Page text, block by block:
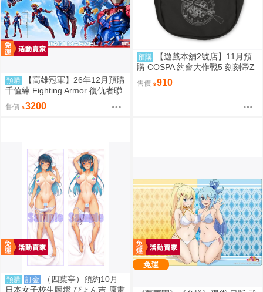
預購
【高雄冠軍】26年12月預購
千值練 Fighting Armor 復仇者聯
盟終局之戰 鋼鐵人 驚奇隊長 免
訂金0910
售價 3200
預購
【遊戲本舖2號店】11月預
購 COSPA 約會大作戰5 刻刻帝Z
aphkiel 報童包 0822
售價 910
預購 訂金
（四葉亭）預約10月
日本女子校生圖鑑 ぴょん吉 原畫
免運